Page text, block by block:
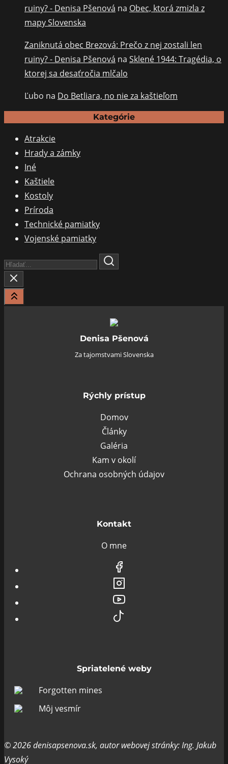
ruiny? - Denisa Pšenová na Obec, ktorá zmizla z
mapy Slovenska
Zaniknutá obec Brezová: Prečo z nej zostali len
ruiny? - Denisa Pšenová na Sklené 1944: Tragédia, o
ktorej sa desaťročia mlčalo
Ľubo na Do Betliara, no nie za kaštieľom
Kategórie
Atrakcie
Hrady a zámky
Iné
Kaštiele
Kostoly
Príroda
Technické pamiatky
Vojenské pamiatky
Search
Here...
Denisa Pšenová
Za tajomstvami Slovenska
Rýchly prístup
Domov
Články
Galéria
Kam v okolí
Ochrana osobných údajov
Kontakt
O mne
Spriatelené weby
Forgotten mines
Môj vesmír
© 2026 denisapsenova.sk, autor webovej stránky: Ing. Jakub
Vysoký